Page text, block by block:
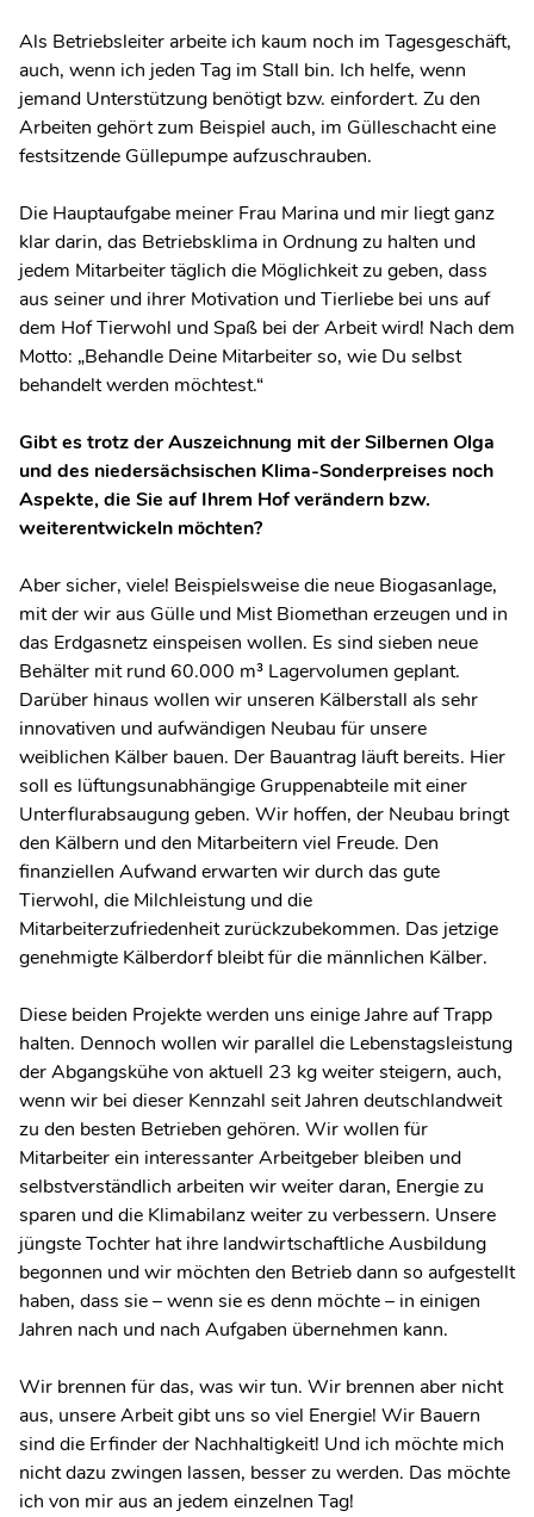
Als Betriebsleiter arbeite ich kaum noch im Tagesgeschäft,
auch, wenn ich jeden Tag im Stall bin. Ich helfe, wenn
jemand Unterstützung benötigt bzw. einfordert. Zu den
Arbeiten gehört zum Beispiel auch, im Gülleschacht eine
festsitzende Güllepumpe aufzuschrauben.
Die Hauptaufgabe meiner Frau Marina und mir liegt ganz
klar darin, das Betriebsklima in Ordnung zu halten und
jedem Mitarbeiter täglich die Möglichkeit zu geben, dass
aus seiner und ihrer Motivation und Tierliebe bei uns auf
dem Hof Tierwohl und Spaß bei der Arbeit wird! Nach dem
Motto: „Behandle Deine Mitarbeiter so, wie Du selbst
behandelt werden möchtest.“
Gibt es trotz der Auszeichnung mit der Silbernen Olga
und des niedersächsischen Klima-Sonderpreises noch
Aspekte, die Sie auf Ihrem Hof verändern bzw.
weiterentwickeln möchten?
Aber sicher, viele! Beispielsweise die neue Biogasanlage,
mit der wir aus Gülle und Mist Biomethan erzeugen und in
das Erdgasnetz einspeisen wollen. Es sind sieben neue
Behälter mit rund 60.000 m³ Lagervolumen geplant.
Darüber hinaus wollen wir unseren Kälberstall als sehr
innovativen und aufwändigen Neubau für unsere
weiblichen Kälber bauen. Der Bauantrag läuft bereits. Hier
soll es lüftungsunabhängige Gruppenabteile mit einer
Unterflurabsaugung geben. Wir hoffen, der Neubau bringt
den Kälbern und den Mitarbeitern viel Freude. Den
finanziellen Aufwand erwarten wir durch das gute
Tierwohl, die Milchleistung und die
Mitarbeiterzufriedenheit zurückzubekommen. Das jetzige
genehmigte Kälberdorf bleibt für die männlichen Kälber.
Diese beiden Projekte werden uns einige Jahre auf Trapp
halten. Dennoch wollen wir parallel die Lebenstagsleistung
der Abgangskühe von aktuell 23 kg weiter steigern, auch,
wenn wir bei dieser Kennzahl seit Jahren deutschlandweit
zu den besten Betrieben gehören. Wir wollen für
Mitarbeiter ein interessanter Arbeitgeber bleiben und
selbstverständlich arbeiten wir weiter daran, Energie zu
sparen und die Klimabilanz weiter zu verbessern. Unsere
jüngste Tochter hat ihre landwirtschaftliche Ausbildung
begonnen und wir möchten den Betrieb dann so aufgestellt
haben, dass sie – wenn sie es denn möchte – in einigen
Jahren nach und nach Aufgaben übernehmen kann.
Wir brennen für das, was wir tun. Wir brennen aber nicht
aus, unsere Arbeit gibt uns so viel Energie! Wir Bauern
sind die Erfinder der Nachhaltigkeit! Und ich möchte mich
nicht dazu zwingen lassen, besser zu werden. Das möchte
ich von mir aus an jedem einzelnen Tag!